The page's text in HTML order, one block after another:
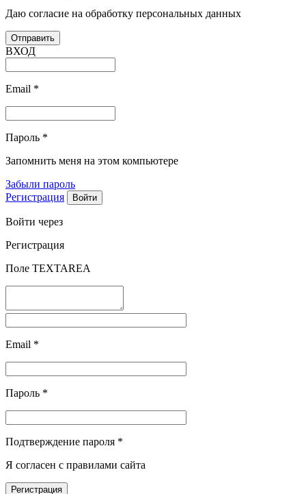
Даю согласие на обработку персональных данных
ВХОД
Email *
Пароль *
Запомнить меня на этом компьютере
Забыли пароль
Регистрация
Войти через
Регистрация
Поле TEXTAREA
Email *
Пароль *
Подтверждение пароля *
Я согласен с правилами сайта